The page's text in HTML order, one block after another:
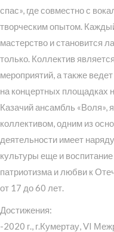
спас», где совместно с
творческим опытом.
мастерство и становится
только. Коллектив
мероприятий, а также
на концертных площадках
Казачий ансамбль
коллективом, одним из
деятельности имеет
культуры еще и
патриотизма и любви к
от 17 до 60 лет.
Достижения:
-2020 г., г.Кумертау, VI